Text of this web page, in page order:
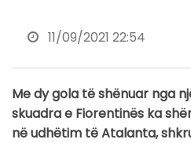
11/09/2021 22:54
Me dy gola të shënuar nga
skuadra e Fiorentinës ka
në udhëtim të Atalanta,